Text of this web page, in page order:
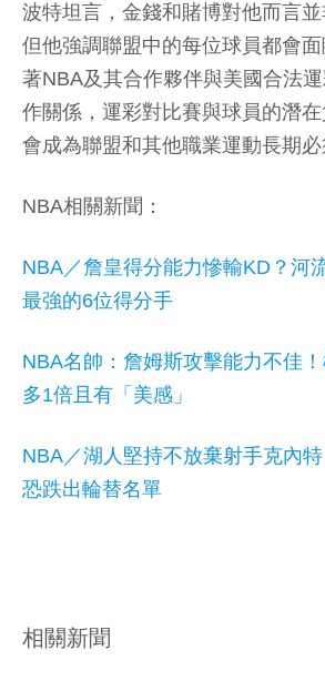
波特坦言，金錢和賭博對他而言並
但他強調聯盟中的每位球員都會
著NBA及其合作夥伴與美國合法
作關係，運彩對比賽與球員的潛
會成為聯盟和其他職業運動長期必
NBA相關新聞：
NBA／詹皇得分能力慘輸KD？河
最強的6位得分手
NBA名帥：詹姆斯攻擊能力不佳
多1倍且有「美感」
NBA／湖人堅持不放棄射手克內
恐跌出輪替名單
相關新聞